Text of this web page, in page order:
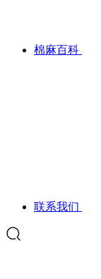
棉麻百科
联系我们